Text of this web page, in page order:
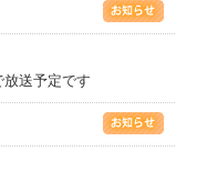
送予定です